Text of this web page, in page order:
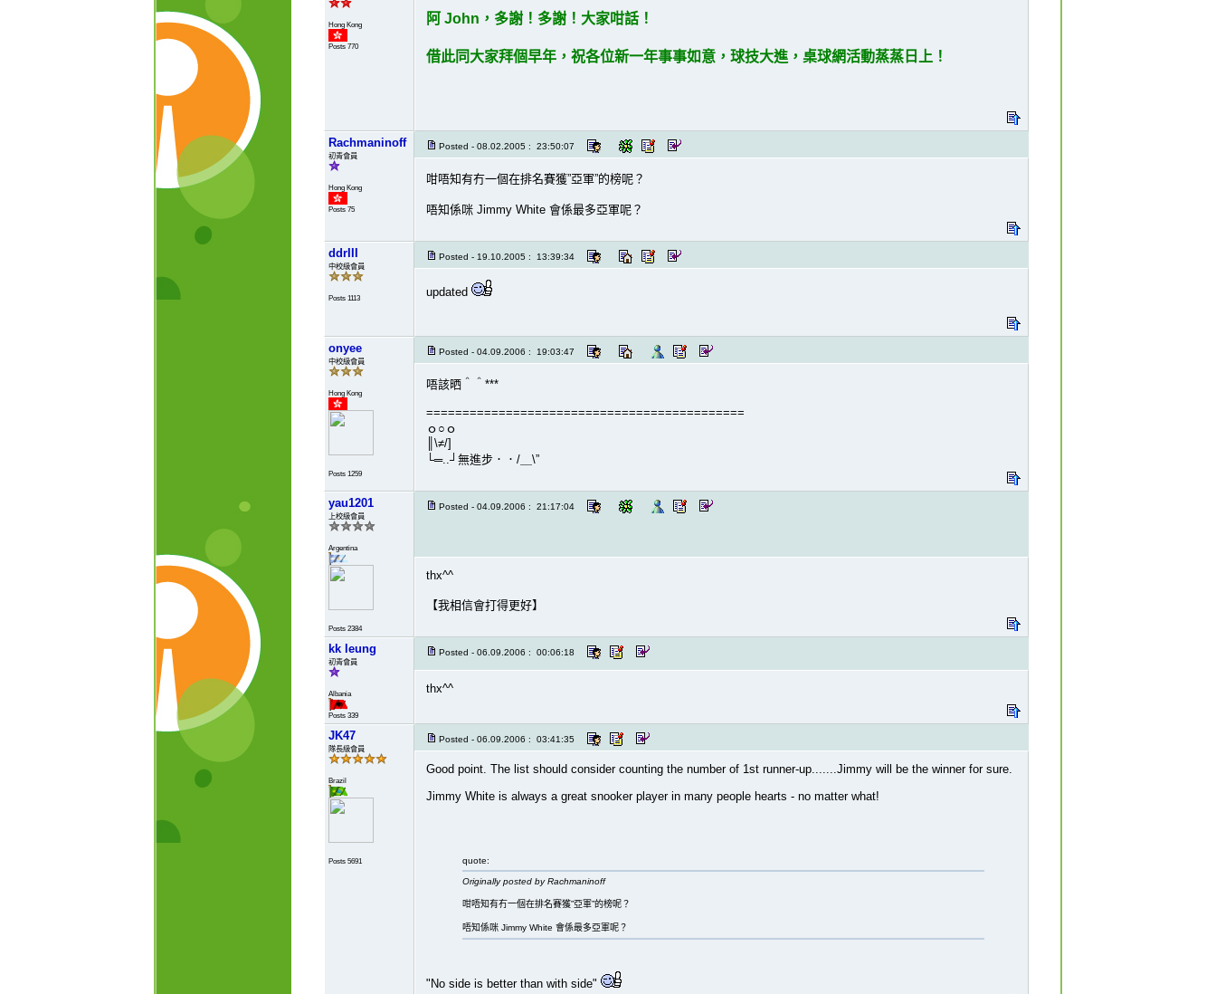
Hong Kong
Posts 770
阿 John，多謝！多謝！大家咁話！
借此同大家拜個早年，祝各位新一年事事如意，球技大進，桌球網活動蒸蒸日上！
Rachmaninoff
初青會員
Hong Kong
Posts 75
Posted - 08.02.2005 : 23:50:07
咁唔知有冇一個在排名賽獲”亞軍”的榜呢？
唔知係咪 Jimmy White 會係最多亞軍呢？
ddrIII
中校級會員
Posts 1113
Posted - 19.10.2005 : 13:39:34
updated
onyee
中校級會員
Hong Kong
Posts 1259
Posted - 04.09.2006 : 19:03:47
唔該晒＾＾***
============================================
ｏ○ｏ
║\≠/]
└═..┘無進步．．/＿\”
yau1201
上校級會員
Argentina
Posts 2384
Posted - 04.09.2006 : 21:17:04
thx^^
【我相信會打得更好】
kk leung
初青會員
Albania
Posts 339
Posted - 06.09.2006 : 00:06:18
thx^^
JK47
隊長級會員
Brazil
Posts 5691
Posted - 06.09.2006 : 03:41:35
Good point. The list should consider counting the number of 1st runner-up.......Jimmy will be the winner for sure.
Jimmy White is always a great snooker player in many people hearts - no matter what!
quote:
Originally posted by Rachmaninoff
咁唔知有冇一個在排名賽獲”亞軍”的榜呢？
唔知係咪 Jimmy White 會係最多亞軍呢？
"No side is better than with side"